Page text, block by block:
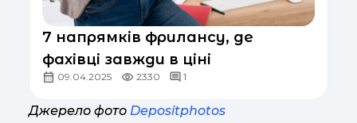
7 напрямків фрилансу, де
фахівці завжди в ціні
09.04.2025 2330 1
Джерело фото Depositphotos